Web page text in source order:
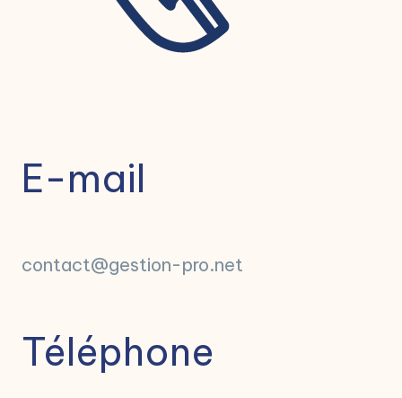
E-mail
contact@gestion-pro.net
Téléphone